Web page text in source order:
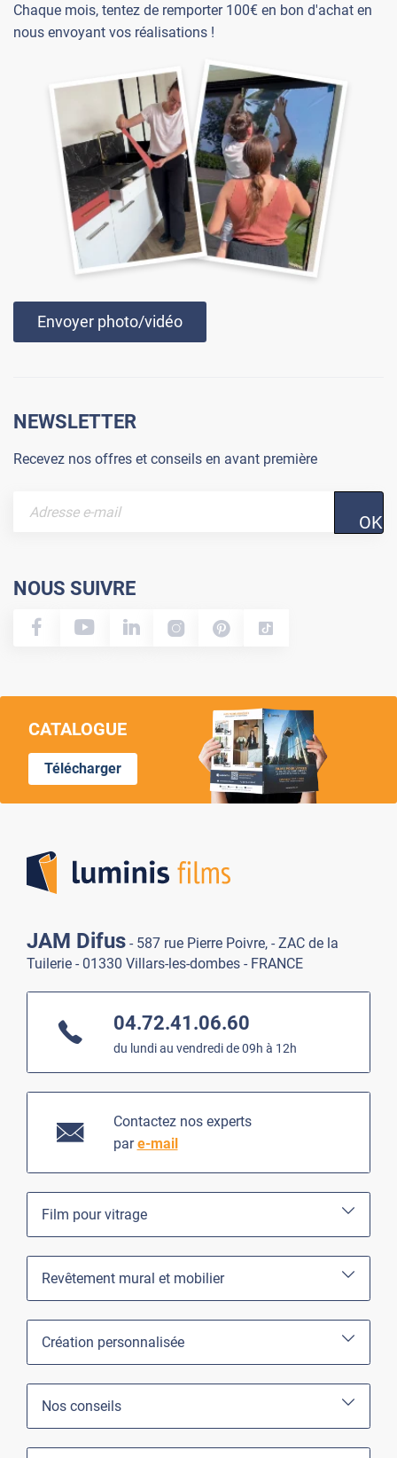
Chaque mois, tentez de remporter 100€ en bon d'achat en
nous envoyant vos réalisations !
Envoyer photo/vidéo
NEWSLETTER
Recevez nos offres et conseils en avant première
OK
NOUS SUIVRE
CATALOGUE
Télécharger
JAM Difus - 587 rue Pierre Poivre, - ZAC de la
Tuilerie - 01330 Villars-les-dombes - FRANCE
04.72.41.06.60
du lundi au vendredi de 09h à 12h
Contactez nos experts
pare-mail
Film pour vitrage
Revêtement mural et mobilier
Création personnalisée
Nos conseils